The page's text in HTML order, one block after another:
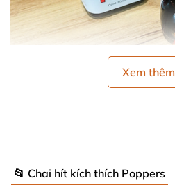
Xem thêm
📂 Chai hít kích thích Poppers